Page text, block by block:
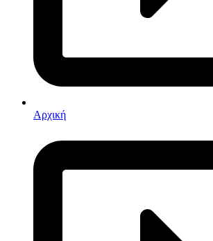
Αρχική